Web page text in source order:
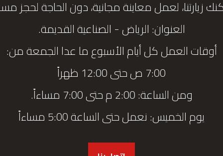
زيارتنا، لعمل معاينة مجانية، دون الحاجة لحجز
العنوان: الرياض - الصناعية القديمة.
أوقات العمل كل أيام الأسبوع ما عدا الجمعة من:
7:00 ص حتى 12:00 ظهراً
ومن الساعة: 2:00 م حتى 7:00 مساءاً.
يوم الخميس: نعمل حتى الساعة 5:00 مساءاً